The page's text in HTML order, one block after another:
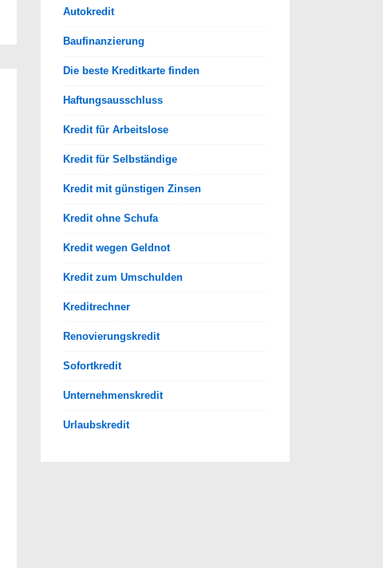
Autokredit
Baufinanzierung
Die beste Kreditkarte finden
Haftungsausschluss
Kredit für Arbeitslose
Kredit für Selbständige
Kredit mit günstigen Zinsen
Kredit ohne Schufa
Kredit wegen Geldnot
Kredit zum Umschulden
Kreditrechner
Renovierungskredit
Sofortkredit
Unternehmenskredit
Urlaubskredit